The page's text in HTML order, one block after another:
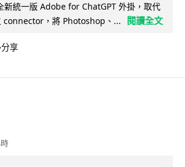
新統一版 Adobe for ChatGPT 外掛，取代
connector，將 Photoshop、...
閱讀全文
分享